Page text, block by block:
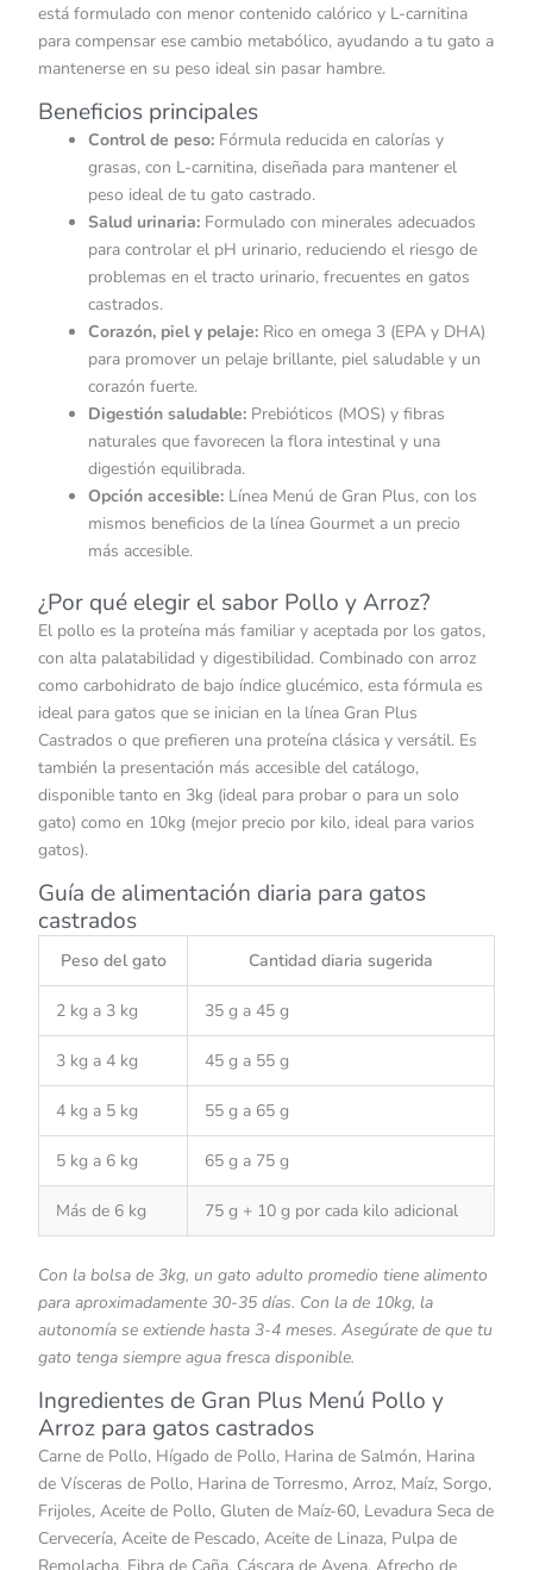
está formulado con menor contenido calórico y L-carnitina
para compensar ese cambio metabólico, ayudando a tu gato a
mantenerse en su peso ideal sin pasar hambre.
Beneficios principales
Control de peso: Fórmula reducida en calorías y
grasas, con L-carnitina, diseñada para mantener el
peso ideal de tu gato castrado.
Salud urinaria: Formulado con minerales adecuados
para controlar el pH urinario, reduciendo el riesgo de
problemas en el tracto urinario, frecuentes en gatos
castrados.
Corazón, piel y pelaje: Rico en omega 3 (EPA y DHA)
para promover un pelaje brillante, piel saludable y un
corazón fuerte.
Digestión saludable: Prebióticos (MOS) y fibras
naturales que favorecen la flora intestinal y una
digestión equilibrada.
Opción accesible: Línea Menú de Gran Plus, con los
mismos beneficios de la línea Gourmet a un precio
más accesible.
¿Por qué elegir el sabor Pollo y Arroz?
El pollo es la proteína más familiar y aceptada por los gatos,
con alta palatabilidad y digestibilidad. Combinado con arroz
como carbohidrato de bajo índice glucémico, esta fórmula es
ideal para gatos que se inician en la línea Gran Plus
Castrados o que prefieren una proteína clásica y versátil. Es
también la presentación más accesible del catálogo,
disponible tanto en 3kg (ideal para probar o para un solo
gato) como en 10kg (mejor precio por kilo, ideal para varios
gatos).
Guía de alimentación diaria para gatos
castrados
Peso del gato Cantidad diaria sugerida
2 kg a 3 kg 35 g a 45 g
3 kg a 4 kg 45 g a 55 g
4 kg a 5 kg 55 g a 65 g
5 kg a 6 kg 65 g a 75 g
Más de 6 kg 75 g + 10 g por cada kilo adicional
Con la bolsa de 3kg, un gato adulto promedio tiene alimento
para aproximadamente 30-35 días. Con la de 10kg, la
autonomía se extiende hasta 3-4 meses. Asegúrate de que tu
gato tenga siempre agua fresca disponible.
Ingredientes de Gran Plus Menú Pollo y
Arroz para gatos castrados
Carne de Pollo, Hígado de Pollo, Harina de Salmón, Harina
de Vísceras de Pollo, Harina de Torresmo, Arroz, Maíz, Sorgo,
Frijoles, Aceite de Pollo, Gluten de Maíz-60, Levadura Seca de
Cervecería, Aceite de Pescado, Aceite de Linaza, Pulpa de
Remolacha, Fibra de Caña, Cáscara de Avena, Afrecho de